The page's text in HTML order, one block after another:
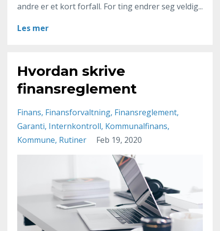
andre er et kort forfall. For ting endrer seg veldig...
Les mer
Hvordan skrive
finansreglement
Finans Finansforvaltning Finansreglement
Garanti Internkontroll Kommunalfinans
Kommune Rutiner Feb 19, 2020